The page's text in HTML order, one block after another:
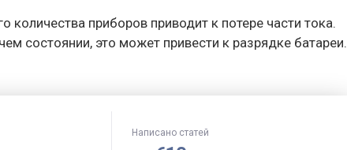
количества приборов приводит к потере части тока.
состоянии, это может привести к разрядке батареи.
Написано статей